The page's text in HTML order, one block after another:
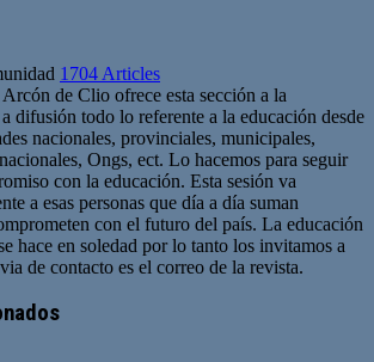
1704 Articles
de Clio ofrece esta sección a la
difusión todo lo referente a la educación desde
nacionales, provinciales, municipales,
Ongs, ect. Lo hacemos para seguir
con la educación. Esta sesión va
a esas personas que día a día suman
con el futuro del país. La educación
hace en soledad por lo tanto los invitamos a
de contacto es el correo de la revista.